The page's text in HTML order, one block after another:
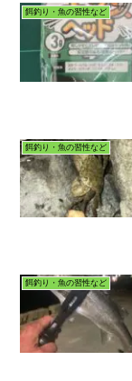
餌釣り・魚の習性など
餌釣り・魚の習性など
餌釣り・魚の習性など